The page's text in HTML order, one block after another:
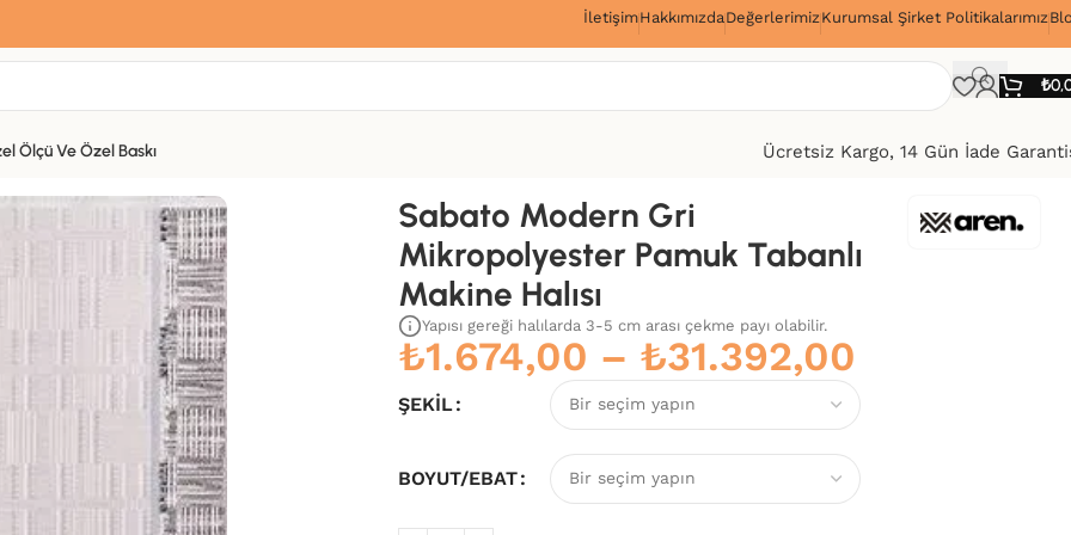
özel hoş geldin hediyemiz var!
Hemen üye ol, ilk siparişinde%10 indirimfırsatını yakala.
İletişimHakkımızdaDeğerlerimizKurumsal Şirket Politikalarımız
₺
Ölçü Ve Özel Baskı
Ücretsiz Kargo, 14 Gün İade
Sabato Modern Gri
Mikropolyester Pamuk Tabanlı
Makine Halısı
Yapısı gereği halılarda 3-5 cm arası çekme payı olabilir.
₺1.674,00 – ₺31.392,00
ŞEKIL
BOYUT/EBAT